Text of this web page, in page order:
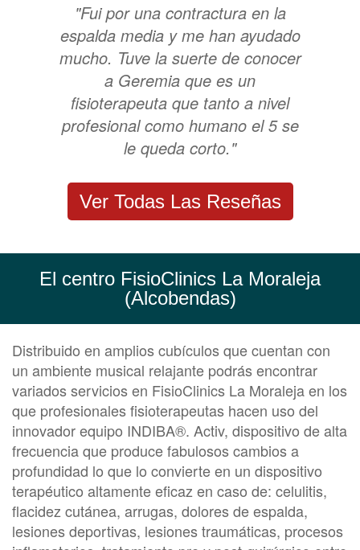
"Fui por una contractura en la
espalda media y me han ayudado
mucho. Tuve la suerte de conocer
a Geremia que es un
fisioterapeuta que tanto a nivel
profesional como humano el 5 se
le queda corto."
Ver Todas Las Reseñas
El centro FisioClinics La Moraleja
(Alcobendas)
Distribuido en amplios cubículos que cuentan con
un ambiente musical relajante podrás encontrar
variados servicios en FisioClinics La Moraleja en los
que profesionales fisioterapeutas hacen uso del
innovador equipo INDIBA®. Activ, dispositivo de alta
frecuencia que produce fabulosos cambios a
profundidad lo que lo convierte en un dispositivo
terapéutico altamente eficaz en caso de: celulitis,
flacidez cutánea, arrugas, dolores de espalda,
lesiones deportivas, lesiones traumáticas, procesos